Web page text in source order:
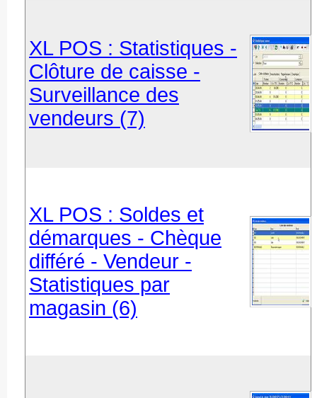
XL POS : Statistiques -
Clôture de caisse -
Surveillance des
vendeurs (7)
XL POS : Soldes et
démarques - Chèque
différé - Vendeur -
Statistiques par
magasin (6)